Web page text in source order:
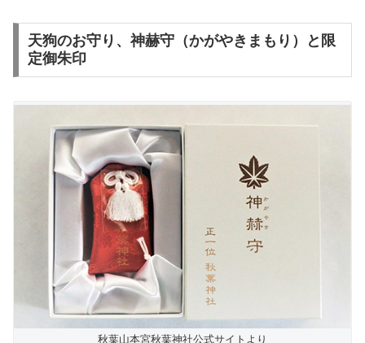
天狗のお守り、神赫守（かがやきまもり）と限
定御朱印
秋葉山本宮秋葉神社公式サイトより